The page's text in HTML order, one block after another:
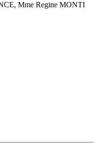
Mme Regine MONTI